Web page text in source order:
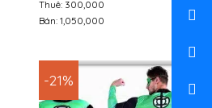
Thuê: 300,000
Bán: 1,050,000
-21%